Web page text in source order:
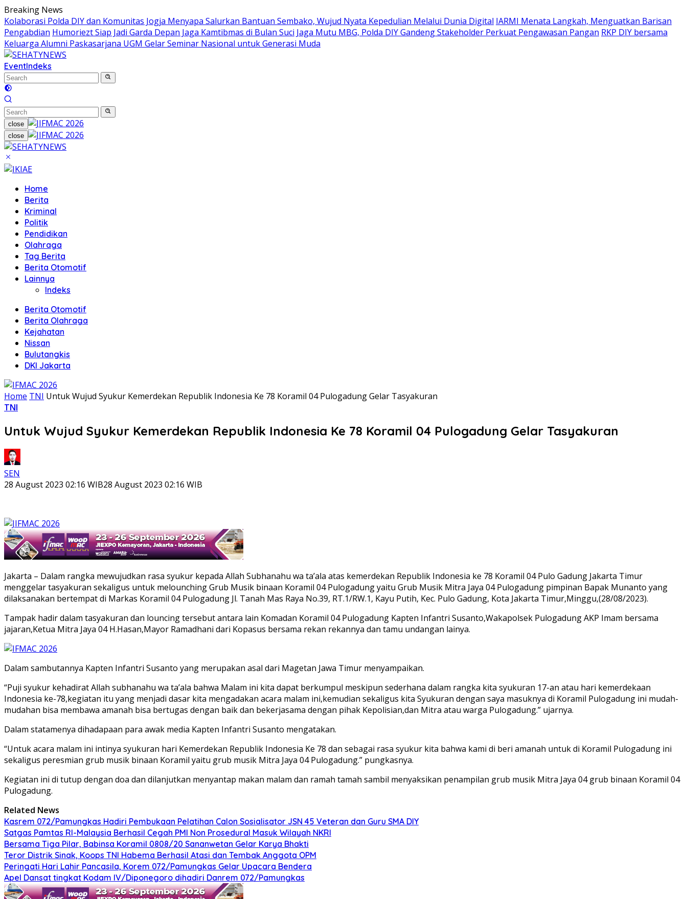
Skip
to
content
Breaking News
Kolaborasi Polda DIY dan Komunitas Jogja Menyapa Salurkan Bantuan Sembako, Wujud Nyata Kepedulian Melalui Dunia Digital IARMI Menata Langkah, Menguatkan Barisan
Pengabdian Humoriezt Siap Jadi Garda Depan Jaga Kamtibmas di Bulan Suci Jaga Mutu MBG, Polda DIY Gandeng Stakeholder Perkuat Pengawasan Pangan RKP DIY bersama
Keluarga Alumni Paskasarjana UGM Gelar Seminar Nasional untuk Generasi Muda
EventIndeks
close
close
Home
Berita
Kriminal
Politik
Pendidikan
Olahraga
Tag Berita
Berita Otomotif
Lainnya
Indeks
Berita Otomotif
Berita Olahraga
Kejahatan
Nissan
Bulutangkis
DKI Jakarta
Home TNI Untuk Wujud Syukur Kemerdekan Republik Indonesia Ke 78 Koramil 04 Pulogadung Gelar Tasyakuran
TNI
Untuk Wujud Syukur Kemerdekan Republik Indonesia Ke 78 Koramil 04 Pulogadung Gelar Tasyakuran
SEN
28 August 2023 02:16 WIB28 August 2023 02:16 WIB
Jakarta – Dalam rangka mewujudkan rasa syukur kepada Allah Subhanahu wa ta’ala atas kemerdekan Republik Indonesia ke 78 Koramil 04 Pulo Gadung Jakarta Timur
menggelar tasyakuran sekaligus untuk melounching Grub Musik binaan Koramil 04 Pulogadung yaitu Grub Musik Mitra Jaya 04 Pulogadung pimpinan Bapak Munanto yang
dilaksanakan bertempat di Markas Koramil 04 Pulogadung Jl. Tanah Mas Raya No.39, RT.1/RW.1, Kayu Putih, Kec. Pulo Gadung, Kota Jakarta Timur,Minggu,(28/08/2023).
Tampak hadir dalam tasyakuran dan louncing tersebut antara lain Komadan Koramil 04 Pulogadung Kapten Infantri Susanto,Wakapolsek Pulogadung AKP Imam bersama
jajaran,Ketua Mitra Jaya 04 H.Hasan,Mayor Ramadhani dari Kopasus bersama rekan rekannya dan tamu undangan lainya.
Dalam sambutannya Kapten Infantri Susanto yang merupakan asal dari Magetan Jawa Timur menyampaikan.
“Puji syukur kehadirat Allah subhanahu wa ta’ala bahwa Malam ini kita dapat berkumpul meskipun sederhana dalam rangka kita syukuran 17-an atau hari kemerdekaan
Indonesia ke-78,kegiatan itu yang menjadi dasar kita mengadakan acara malam ini,kemudian sekaligus kita Syukuran dengan saya masuknya di Koramil Pulogadung ini mudah-
mudahan bisa membawa amanah bisa bertugas dengan baik dan bekerjasama dengan pihak Kepolisian,dan Mitra atau warga Pulogadung.” ujarnya.
Dalam statamenya dihadapaan para awak media Kapten Infantri Susanto mengatakan.
“Untuk acara malam ini intinya syukuran hari Kemerdekan Republik Indonesia Ke 78 dan sebagai rasa syukur kita bahwa kami di beri amanah untuk di Koramil Pulogadung ini
sekaligus peresmian grub musik binaan Koramil yaitu grub musik Mitra Jaya 04 Pulogadung.” pungkasnya.
Kegiatan ini di tutup dengan doa dan dilanjutkan menyantap makan malam dan ramah tamah sambil menyaksikan penampilan grub musik Mitra Jaya 04 grub binaan Koramil 04
Pulogadung.
Related News
Kasrem 072/Pamungkas Hadiri Pembukaan Pelatihan Calon Sosialisator JSN 45 Veteran dan Guru SMA DIY
Satgas Pamtas RI-Malaysia Berhasil Cegah PMI Non Prosedural Masuk Wilayah NKRI
Bersama Tiga Pilar, Babinsa Koramil 0808/20 Sananwetan Gelar Karya Bhakti
Teror Distrik Sinak, Koops TNI Habema Berhasil Atasi dan Tembak Anggota OPM
Peringati Hari Lahir Pancasila, Korem 072/Pamungkas Gelar Upacara Bendera
Apel Dansat tingkat Kodam lV/Diponegoro dihadiri Danrem 072/Pamungkas